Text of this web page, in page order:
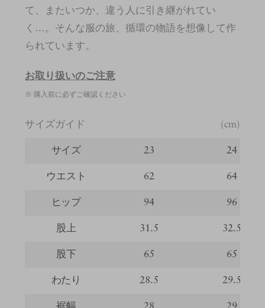
て、またいつか、違う人に引き継がれてい
く…。そんな服の旅、循環の物語を想像して作
られています。
お取り扱いのご注意
※ 購入前に必ずご確認ください
サイズガイド (cm)
サイズ 23 24
ウエスト 62 64
ヒップ 94 96
股上 31.5 32.5
股下 65 65
わたり 28.5 29.5